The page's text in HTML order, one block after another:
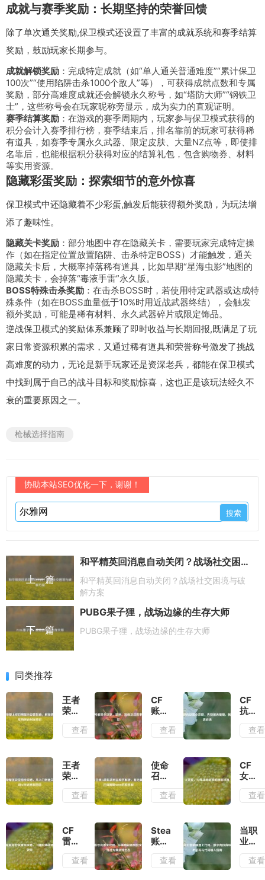
成就与赛季奖励：长期坚持的荣誉回馈
除了单次通关奖励,保卫模式还设置了丰富的成就系统和赛季结算
奖励，鼓励玩家长期参与。
成就解锁奖励 ：完成特定成就（如“单人通关普通难度”“累计保卫
100次”“使用陷阱击杀1000个敌人”等），可获得成就点数和专属
奖励，部分高难度成就还会解锁永久称号，如“塔防大师”“钢铁卫
士”，这些称号会在玩家昵称旁显示，成为实力的直观证明。
赛季结算奖励 ：在游戏的赛季周期内，玩家参与保卫模式获得的
积分会计入赛季排行榜，赛季结束后，排名靠前的玩家可获得稀
有道具，如赛季专属永久武器、限定皮肤、大量NZ点等，即使排
名靠后，也能根据积分获得对应的结算礼包，包含购物券、材料
等实用资源。
隐藏彩蛋奖励：探索细节的意外惊喜
保卫模式中还隐藏着不少彩蛋,触发后能获得额外奖励，为玩法增
添了趣味性。
隐藏关卡奖励 ：部分地图中存在隐藏关卡，需要玩家完成特定操
作（如在指定位置放置陷阱、击杀特定BOSS）才能触发，通关
隐藏关卡后，大概率掉落稀有道具，比如早期“星海虫影”地图的
隐藏关卡，会掉落“毒液手雷”永久版。
BOSS特殊击杀奖励 ：在击杀BOSS时，若使用特定武器或达成特
殊条件（如在BOSS血量低于10%时用近战武器终结），会触发
额外奖励，可能是稀有材料、永久武器碎片或限定饰品。
逆战保卫模式的奖励体系兼顾了即时收益与长期回报,既满足了玩
家日常资源积累的需求，又通过稀有道具和荣誉称号激发了挑战
高难度的动力，无论是新手玩家还是资深老兵，都能在保卫模式
中找到属于自己的战斗目标和奖励惊喜，这也正是该玩法经久不
衰的重要原因之一。
枪械选择指南
协助本站SEO优化一下，谢谢！
上一篇
和平精英回消息自动关闭？战场社交困境与破解方案
和平精英回消息自动关闭？战场社交困境与破
解方案
下一篇
PUBG果子狸，战场边缘的生存大师
PUBG果子狸，战场边缘的生存大师
同类推荐
王者
荣耀
上线
日期
指
南，
跨越
七年
谷时
光印
记
查看
CF
账号
解封
全攻
道、
流程
意事
项汇
查看
CF
抗锯
齿设
置全
告别
锯齿
糊，
畅享
战场
查看
王者
荣耀
挑战
觉悟
从入
门到
关，
解锁
查看
使命
召唤
16战
区战
解
析，
有无
子？
查看
CF
女
警，
火线
的铿
锵玫
查看
CF
雷蛇
鼠标
宏设
查看
Steam
账号
完善
全攻
查看
当职
业王
者荣
耀遇
查看